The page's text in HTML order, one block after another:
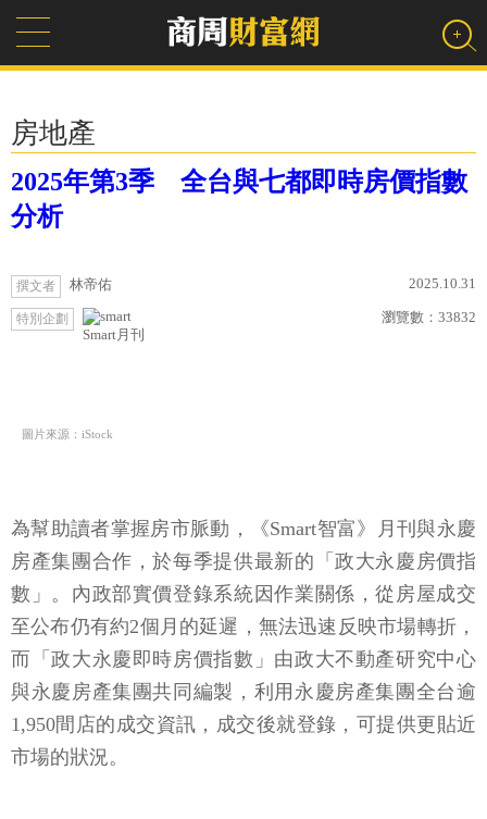
房地產
2025年第3季 全台與七都即時房價指數
分析
撰文者 林帝佑 2025.10.31
特別企劃
Smart月刊
瀏覽數： 33832
圖片來源：iStock
為幫助讀者掌握房市脈動，《Smart智富》月刊與永慶
房產集團合作，於每季提供最新的「政大永慶房價指
數」。內政部實價登錄系統因作業關係，從房屋成交
至公布仍有約2個月的延遲，無法迅速反映市場轉折，
而「政大永慶即時房價指數」由政大不動產研究中心
與永慶房產集團共同編製，利用永慶房產集團全台逾
1,950間店的成交資訊，成交後就登錄，可提供更貼近
市場的狀況。